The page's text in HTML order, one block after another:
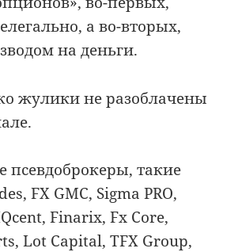
а во-вторых,
на деньги.
жулики не разоблачены
псевдоброкеры, такие
FX GMC, Sigma PRO,
Finarix, Fx Core,
Lot Capital, TFX Group,